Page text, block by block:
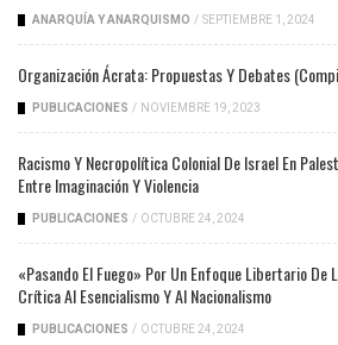
ANARQUÍA Y ANARQUISMO / SEPTIEMBRE 1, 2024
Organización Ácrata: Propuestas Y Debates
PUBLICACIONES / NOVIEMBRE 19, 2023
Racismo Y Necropolítica Colonial De Israel En
Entre Imaginación Y Violencia
PUBLICACIONES / OCTUBRE 24, 2024
«Pasando El Fuego» Por Un Enfoque Libertario De
Crítica Al Esencialismo Y Al Nacionalismo
PUBLICACIONES / OCTUBRE 24, 2024